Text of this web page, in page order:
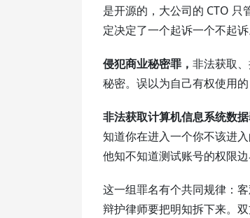
是开源的，大公司的 CTO
定决定了一个起诉一个不起诉
侵犯商业秘密罪， 非法获取
秘密。误以为自己有权使用的
非法获取计算机信息系统数据
知道你在进入一个你不该进
他知不知道测试账号的权限边
这一组罪名有个共同规律：
辩护律师要把明知拆下来。